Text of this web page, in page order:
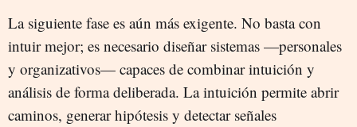
La siguiente fase es aún más exigente. No basta con
intuir mejor; es necesario diseñar sistemas —personales
y organizativos— capaces de combinar intuición y
análisis de forma deliberada. La intuición permite abrir
caminos, generar hipótesis y detectar señales